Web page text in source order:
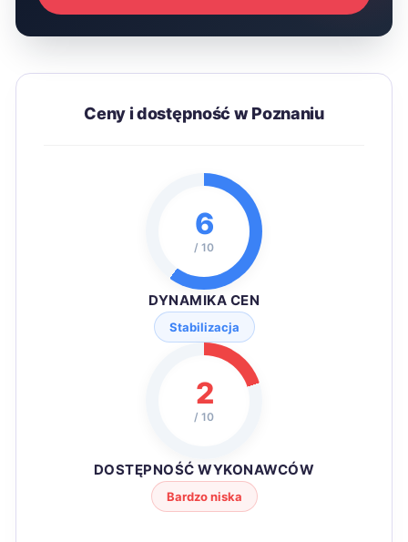
Ceny i dostępność w Poznaniu
6
/ 10
DYNAMIKA CEN
Stabilizacja
2
/ 10
DOSTĘPNOŚĆ WYKONAWCÓW
Bardzo niska